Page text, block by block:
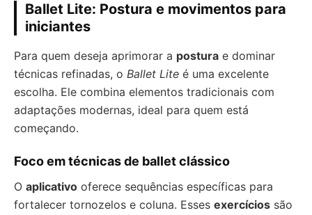
Ballet Lite: Postura e movimentos para
iniciantes
Para quem deseja aprimorar a postura e dominar
técnicas refinadas, o Ballet Lite é uma excelente
escolha. Ele combina elementos tradicionais com
adaptações modernas, ideal para quem está
começando.
Foco em técnicas de ballet clássico
O aplicativo oferece sequências específicas para
fortalecer tornozelos e coluna. Esses exercícios são